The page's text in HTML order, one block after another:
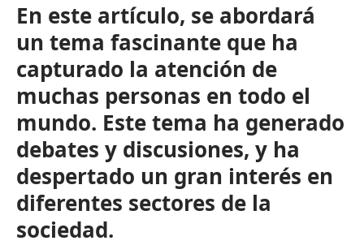
En este artículo, se abordará
un tema fascinante que ha
capturado la atención de
muchas personas en todo el
mundo. Este tema ha generado
debates y discusiones, y ha
despertado un gran interés en
diferentes sectores de la
sociedad.